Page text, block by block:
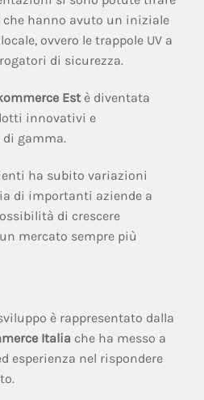
hanno avuto un iniziale
ovvero le trappole UV a
di sicurezza.
Estè diventata
innovativi e
gamma.
ha subito variazioni
di importanti aziende a
di crescere
mercato sempre più
è rappresentato dalla
Italia che ha messo a
esperienza nel rispondere